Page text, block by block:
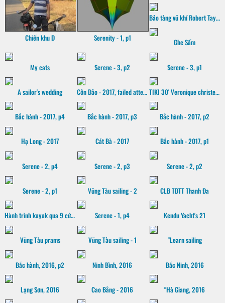
Chiến khu D Serenity - 1, p1
Bảo tàng vũ khí Robert Taylor
Ghe Sấm
My cats Serene - 3, p2 Serene - 3, p1
A sailor's wedding Côn Đảo - 2017, failed attempt TIKI 30' Veronique christening
Bắc hành - 2017, p4 Bắc hành - 2017, p3 Bắc hành - 2017, p2
Hạ Long - 2017 Cát Bà - 2017 Bắc hành - 2017, p1
Serene - 2, p4 Serene - 2, p3 Serene - 2, p2
Serene - 2, p1 Vũng Tàu sailing - 2 CLB TDTT Thanh Đa
Hành trình kayak qua 9 cửa sông Mekong, 2016 Serene - 1, p4 Kendu Yacht's 21
Vũng Tàu prams Vũng Tàu sailing - 1 "Learn sailing
Bắc hành, 2016, p2 Ninh Bình, 2016 Bắc Ninh, 2016
Lạng Sơn, 2016 Cao Bằng - 2016 "Hà Giang, 2016